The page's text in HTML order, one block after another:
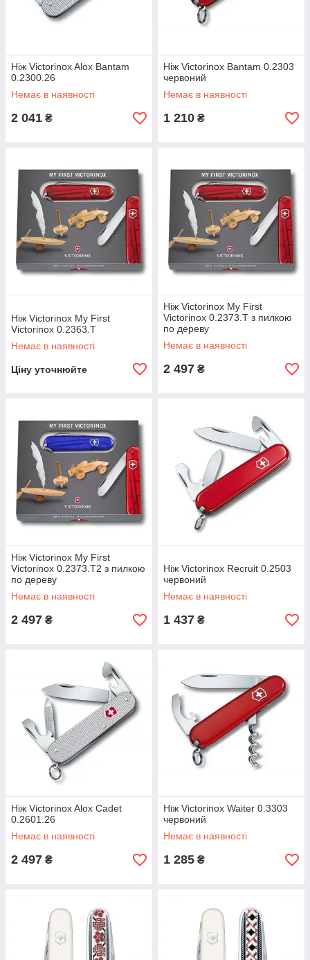
Ніж Victorinox Alox Bantam
0.2300.26
Немає в наявності
2 041 ₴
Ніж Victorinox Bantam 0.2303
червоний
Немає в наявності
1 210 ₴
Ніж Victorinox My First
Victorinox 0.2363.T
Немає в наявності
Ціну уточнюйте
Ніж Victorinox My First
Victorinox 0.2373.T з пилкою
по дереву
Немає в наявності
2 497 ₴
Ніж Victorinox My First
Victorinox 0.2373.T2 з пилкою
по дереву
Немає в наявності
2 497 ₴
Ніж Victorinox Recruit 0.2503
червоний
Немає в наявності
1 437 ₴
Ніж Victorinox Alox Cadet
0.2601.26
Немає в наявності
2 497 ₴
Ніж Victorinox Waiter 0.3303
червоний
Немає в наявності
1 285 ₴